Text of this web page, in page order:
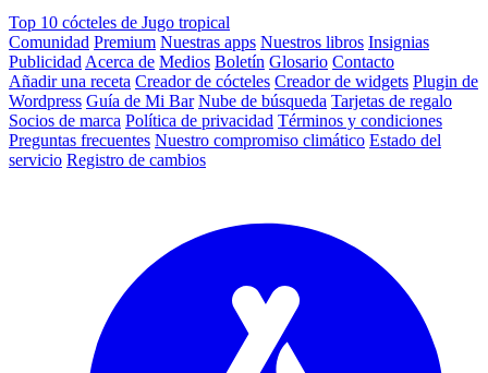
Top 10 cócteles de Jugo tropical
Comunidad Premium Nuestras apps Nuestros libros Insignias
Publicidad Acerca de Medios Boletín Glosario Contacto
Añadir una receta Creador de cócteles Creador de widgets Plugin de
Wordpress Guía de Mi Bar Nube de búsqueda Tarjetas de regalo
Socios de marca Política de privacidad Términos y condiciones
Preguntas frecuentes Nuestro compromiso climático Estado del
servicio Registro de cambios